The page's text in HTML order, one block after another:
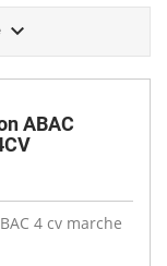

ABAC
4 cv marche